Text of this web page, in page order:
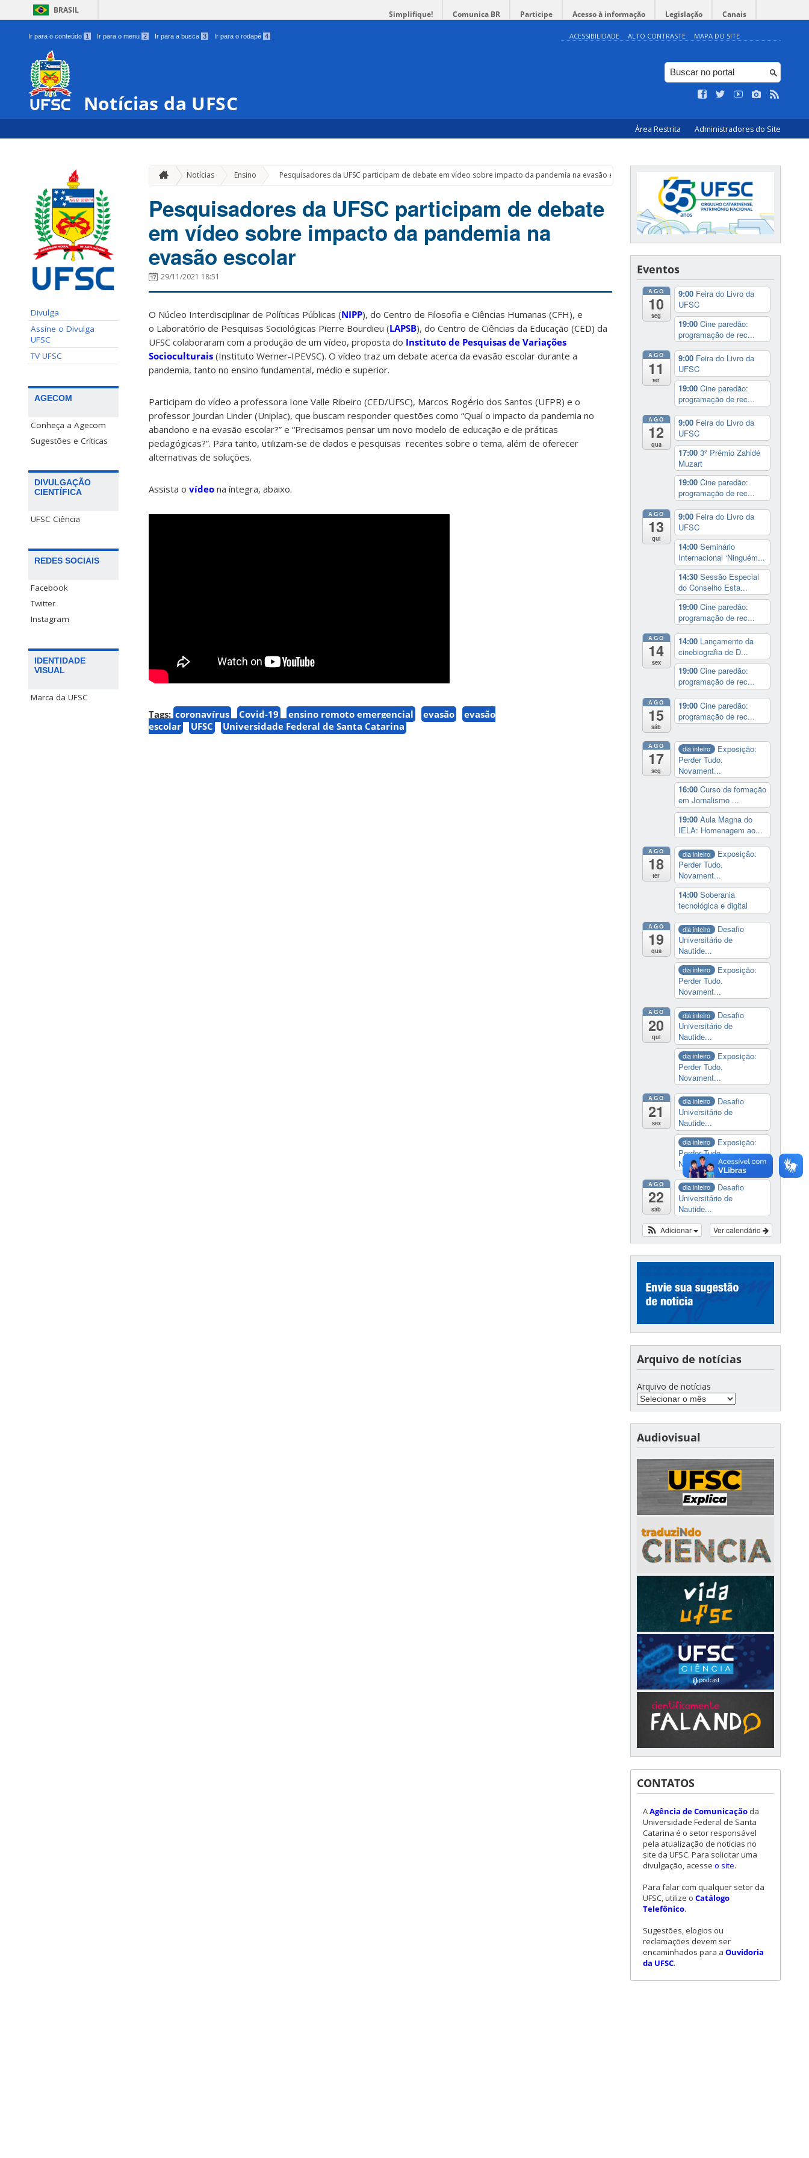
BRASIL Simplifique! Comunica BR Participe Acesso à informação Legislação Canais
Ir para o conteúdo 1 Ir para o menu 2 Ir para a busca 3 Ir para o rodapé 4 ACESSIBILIDADE ALTO CONTRASTE MAPA DO SITE
Notícias da UFSC
Área Restrita Administradores do Site
Divulga
Assine o Divulga
UFSC
TV UFSC
AGECOM
Conheça a Agecom
Sugestões e Críticas
DIVULGAÇÃO
CIENTÍFICA
UFSC Ciência
REDES SOCIAIS
Facebook
Twitter
Instagram
IDENTIDADE
VISUAL
Marca da UFSC
Notícias Ensino » Pesquisadores da UFSC participam de debate em vídeo sobre impacto da pandemia na evasão escolar
Pesquisadores da UFSC participam de debate
em vídeo sobre impacto da pandemia na
evasão escolar
29/11/2021 18:51
O Núcleo Interdisciplinar de Políticas Públicas (NIPP), do Centro de Filosofia e Ciências Humanas (CFH), e
o Laboratório de Pesquisas Sociológicas Pierre Bourdieu (LAPSB), do Centro de Ciências da Educação (CED) da
UFSC colaboraram com a produção de um vídeo, proposta do Instituto de Pesquisas de Variações
Socioculturais (Instituto Werner-IPEVSC). O vídeo traz um debate acerca da evasão escolar durante a
pandemia, tanto no ensino fundamental, médio e superior.
Participam do vídeo a professora Ione Valle Ribeiro (CED/UFSC), Marcos Rogério dos Santos (UFPR) e o
professor Jourdan Linder (Uniplac), que buscam responder questões como “Qual o impacto da pandemia no
abandono e na evasão escolar?” e “Precisamos pensar um novo modelo de educação e de práticas
pedagógicas?”. Para tanto, utilizam-se de dados e pesquisas recentes sobre o tema, além de oferecer
alternativas de soluções.
Assista o vídeo na íntegra, abaixo.
Tags: coronavírus Covid-19 ensino remoto emergencial evasão
evasão
escolar
UFSC Universidade Federal de Santa Catarina
Eventos
AGO
10
seg
9:00 Feira do Livro da
UFSC
19:00 Cine paredão:
programação de rec...
AGO
11
ter
9:00 Feira do Livro da
UFSC
19:00 Cine paredão:
programação de rec...
AGO
12
qua
9:00 Feira do Livro da
UFSC
17:00 3º Prêmio Zahidé
Muzart
19:00 Cine paredão:
programação de rec...
AGO
13
qui
9:00 Feira do Livro da
UFSC
14:00 Seminário
Internacional ‘Ninguém...
14:30 Sessão Especial
do Conselho Esta...
19:00 Cine paredão:
programação de rec...
AGO
14
sex
14:00 Lançamento da
cinebiografia de D...
19:00 Cine paredão:
programação de rec...
AGO
15
sáb
19:00 Cine paredão:
programação de rec...
AGO
17
seg
dia inteiro
Exposição:
Perder Tudo.
Novament...
16:00 Curso de formação
em Jornalismo ...
19:00 Aula Magna do
IELA: Homenagem ao...
AGO
18
ter
dia inteiro
Exposição:
Perder Tudo.
Novament...
14:00 Soberania
tecnológica e digital
AGO
19
qua
dia inteiro
Desafio
Universitário de
Nautide...
dia inteiro
Exposição:
Perder Tudo.
Novament...
AGO
20
qui
dia inteiro
Desafio
Universitário de
Nautide...
dia inteiro
Exposição:
Perder Tudo.
Novament...
AGO
21
sex
dia inteiro
Desafio
Universitário de
Nautide...
dia inteiro
Exposição:
Perder Tudo.
Novament...
AGO
22
sáb
dia inteiro
Desafio
Universitário de
Nautide...
Ver calendário
Adicionar
Arquivo de notícias
Arquivo de notícias
Audiovisual
CONTATOS
AAgência de Comunicação da
Universidade Federal de Santa
Catarina é o setor responsável
pela atualização de notícias no
site da UFSC. Para solicitar uma
divulgação, acesse o site.
Para falar com qualquer setor da
UFSC, utilize o Catálogo
Telefônico.
Sugestões, elogios ou
reclamações devem ser
encaminhados para a Ouvidoria
da UFSC.